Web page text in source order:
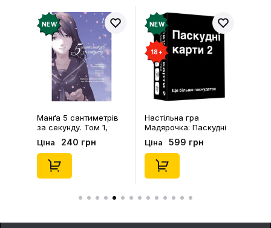
NEW
Манґа 5 сантиметрів
за секунду. Том 1,
(168810)
Ціна 240 грн
NEW
18+
Настільна гра
Мадярочка: Паскудні
карти 2, (940245)
Ціна 599 грн